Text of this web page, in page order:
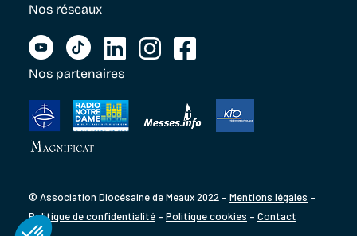
Nos réseaux
Nos partenaires
© Association Diocésaine de Meaux 2022 – Mentions légales –
Politique de confidentialité – Politique cookies – Contact